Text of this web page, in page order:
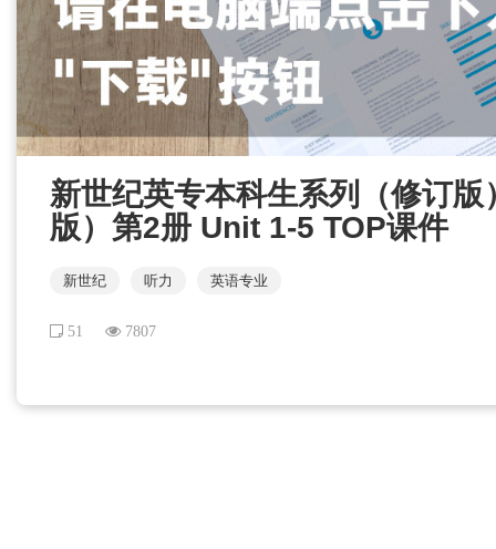
新世纪英专本科生系列（修订
版）第2册 Unit 1-5 TOP课件
新世纪 听力 英语专业
51 7807